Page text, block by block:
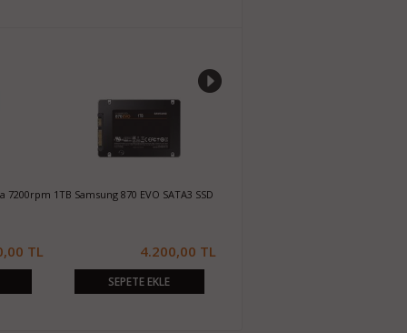
7200rpm
TL
1TB Samsung 870 EVO SATA3 SSD
4.200,00 TL
SEPETE EKLE